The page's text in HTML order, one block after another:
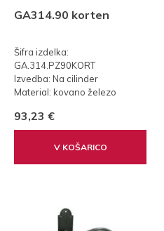
GA314.90 korten
Šifra izdelka:
GA.314.PZ90KORT
Izvedba: Na cilinder
Material: kovano železo
Standard: 90
93,23 €
V KOŠARICO